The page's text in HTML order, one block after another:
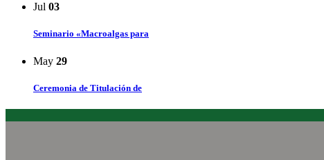
Jul 03
Seminario «Macroalgas para
May 29
Ceremonia de Titulación de